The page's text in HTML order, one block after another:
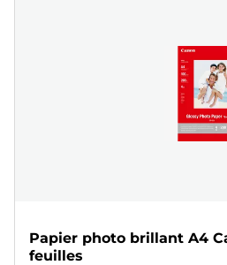
Papier photo brillant A4
feuilles